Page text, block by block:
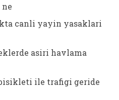
canli yayin yasaklari
asiri havlama
ile trafigi geride